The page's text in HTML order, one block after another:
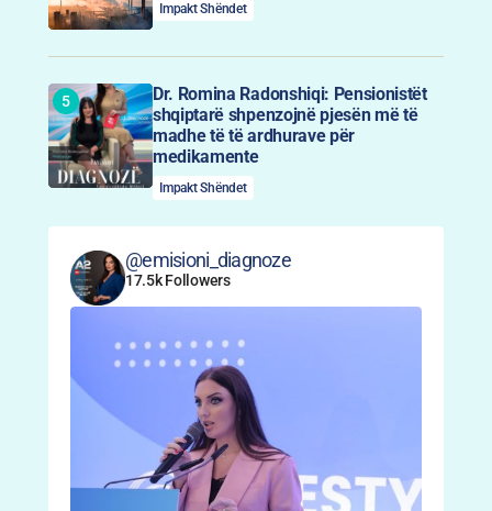
Impakt Shëndet
Dr. Romina Radonshiqi: Pensionistët
shqiptarë shpenzojnë pjesën më të
madhe të të ardhurave për
medikamente
Impakt Shëndet
@emisioni_diagnoze
17.5k Followers